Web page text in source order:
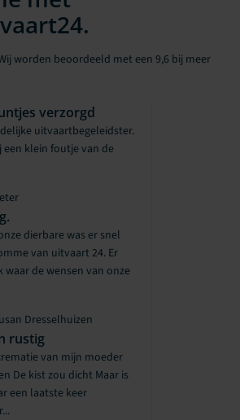
worden beoordeeld met een 9,6 bij meer
verzorgd
uitvaartbegeleidster.
klein foutje van de
dierbare was er snel
van uitvaart 24. Er
de wensen van onze
Dresselhuizen
rustig
van mijn moeder
De kist zou dicht Maar is
een laatste keer